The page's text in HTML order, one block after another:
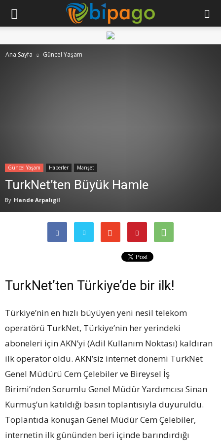
Ana Sayfa Güncel Yaşam
Güncel Yaşam Haberler Manşet
TurkNet’ten Büyük Hamle
By Hande Arpalıgil
TurkNet’ten Türkiye’de bir ilk!
Türkiye’nin en hızlı büyüyen yeni nesil telekom
operatörü TurkNet, Türkiye’nin her yerindeki
aboneleri için AKN’yi (Adil Kullanım Noktası) kaldıran
ilk operatör oldu. AKN’siz internet dönemi TurkNet
Genel Müdürü Cem Çelebiler ve Bireysel İş
Birimi’nden Sorumlu Genel Müdür Yardımcısı Sinan
Kurmuş’un katıldığı basın toplantısıyla duyuruldu.
Toplantıda konuşan Genel Müdür Cem Çelebiler,
internetin ilk gününden beri içinde barındırdığı